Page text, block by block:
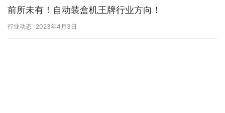
前所未有！自动装盒机王牌行业方向！
行业动态 2023年4月3日